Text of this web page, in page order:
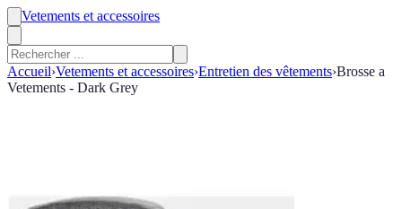
Vetements et accessoires
Accueil›Vetements et accessoires›Entretien des vêtements›Brosse a
Vetements - Dark Grey